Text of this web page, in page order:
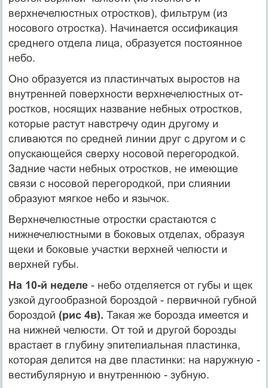
верхнечелюстных отростков), фильтрум (из
носового отростка). Начинается оссификация
среднего отдела лица, образуется постоянное
небо.
Оно образуется из пластинчатых выростов на
внутренней поверхности верхнечелюстных от­
ростков, носящих название небных отростков,
которые рас­тут навстречу один другому и
сливаются по средней линии друг с другом и с
опускающейся сверху носовой перегород­кой.
Задние части небных отростков, не имеющие
связи с но­совой перегородкой, при слиянии
образуют мягкое небо и язычок.
Верхнечелюстные отростки срастаются с
нижнечелюстными в боковых отделах, образуя
щеки и боковые участки верхней че­люсти и
верхней губы.
На 10-й неделе- небо отделяется от губы и щек
узкой дугообразной бороздой - первичной губной
бороздой (рис 4в). Такая же борозда имеется и
на нижней челюсти. От той и другой борозды
вра­стает в глубину эпителиальная пластинка,
которая делится на две пластинки: на наружную -
вестибулярную и внутреннюю - зубную.